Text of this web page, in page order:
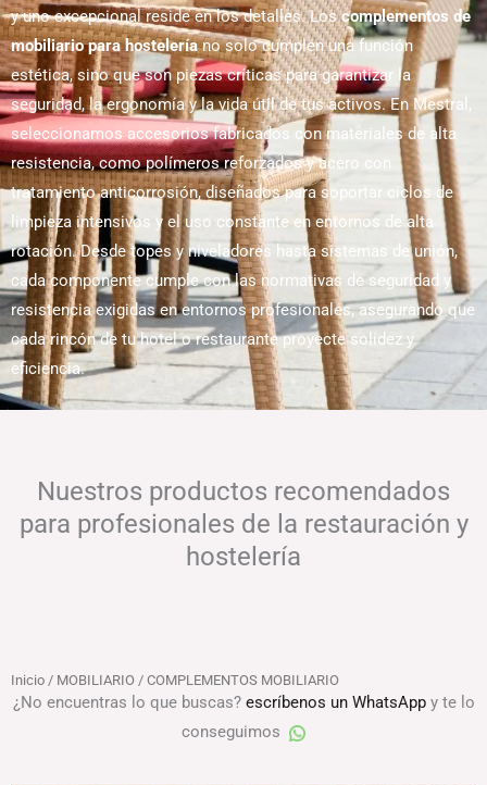
y uno excepcional reside en los detalles. Loscomplementos de
mobiliario para hosteleríano solo cumplen una función
estética, sino que son piezas críticas para garantizar la
seguridad, la ergonomía y la vida útil de tus activos. En Mestral,
seleccionamos accesorios fabricados con materiales de alta
resistencia, como polímeros reforzados y acero con
tratamiento anticorrosión, diseñados para soportar ciclos de
limpieza intensivos y el uso constante en entornos de alta
rotación. Desde topes y niveladores hasta sistemas de unión,
cada componente cumple con las normativas de seguridad y
resistencia exigidas en entornos profesionales, asegurando que
cada rincón de tu hotel o restaurante proyecte solidez y
eficiencia.
Nuestros productos recomendados
para profesionales de la restauración y
hostelería
Inicio / MOBILIARIO / COMPLEMENTOS MOBILIARIO
¿No encuentras lo que buscas? escríbenos un WhatsAppy te lo
conseguimos